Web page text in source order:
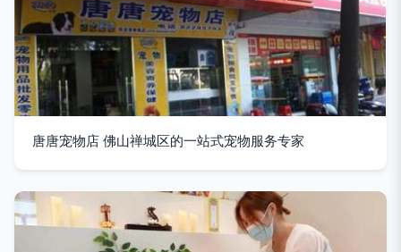
唐唐宠物店 佛山禅城区的一站式宠物服务专家